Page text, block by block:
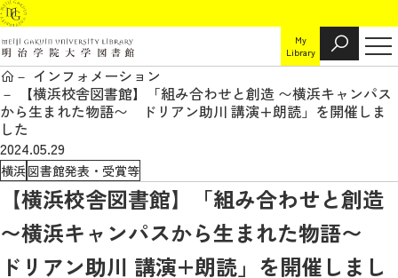
My
Library
インフォメーション
【横浜校舎図書館】「組み合わせと創造 〜横浜キャンパス
から生まれた物語〜 ドリアン助川 講演+朗読」を開催しま
した
2024.05.29
横浜図書館発表・受賞等
【横浜校舎図書館】「組み合わせと創造
〜横浜キャンパスから生まれた物語〜
ドリアン助川 講演+朗読」を開催しまし